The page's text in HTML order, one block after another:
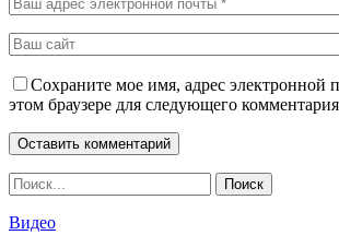
Сохраните мое имя, адрес электронной
этом браузере для следующего
Видео